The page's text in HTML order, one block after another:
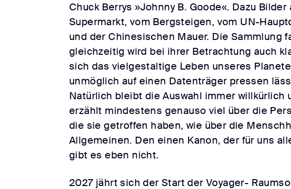
Chuck Berrys »Johnny B. Goode«. Dazu Bilder
Supermarkt, vom Bergsteigen, vom UN-
und der Chinesischen Mauer. Die Sammlung
gleichzeitig wird bei ihrer Betrachtung auch
sich das vielgestaltige Leben unseres
unmöglich auf einen Datenträger pressen
Natürlich bleibt die Auswahl immer willkürlich
erzählt mindestens genauso viel über die
die sie getroffen haben, wie über die
Allgemeinen. Den einen Kanon, der für uns
gibt es eben nicht.
2027 jährt sich der Start der Voyager-